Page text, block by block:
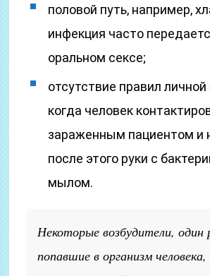
половой путь, например,
инфекция часто
оральном сексе;
отсутствие правил личной
когда человек
зараженным пациентом и
после этого руки с
мылом.
Некоторые возбудители, один
попавшие в организм